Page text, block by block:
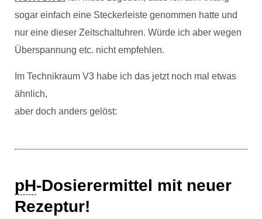
sogar einfach eine Steckerleiste genommen hatte und
nur eine dieser Zeitschaltuhren. Würde ich aber wegen
Überspannung etc. nicht empfehlen.
Im Technikraum V3 habe ich das jetzt noch mal etwas
ähnlich,
aber doch anders gelöst:
pH-Dosierermittel mit neuer
Rezeptur!